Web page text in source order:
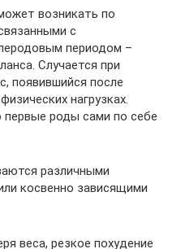
возникать по
с
периодом –
Случается при
появившийся после
нагрузках.
роды сами по себе
различными
косвенно зависящими
веса, резкое похудение